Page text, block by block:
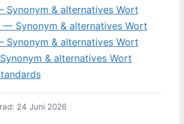
Synonym & alternatives Wort
— Synonym & alternatives Wort
Synonym & alternatives Wort
& alternatives Wort
24 Juni 2026